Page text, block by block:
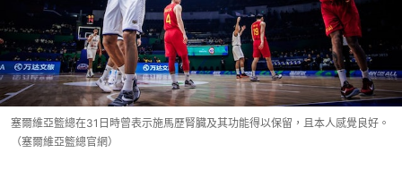
塞爾維亞籃總在31日時曾表示施馬歷腎臓及其功能得以保留，且本人感覺良好。
（塞爾維亞籃總官網）